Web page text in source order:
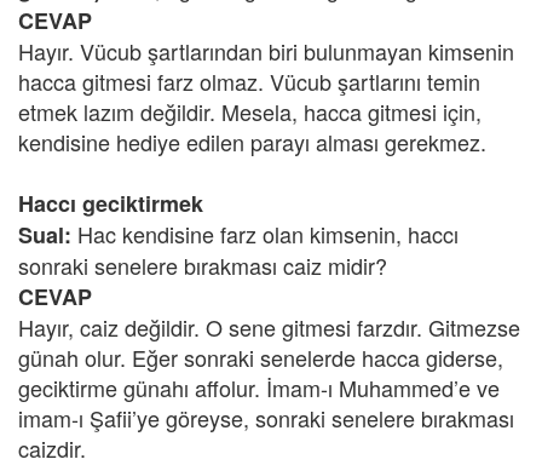
CEVAP
Hayır. Vücub şartlarından biri bulunmayan kimsenin
hacca gitmesi farz olmaz. Vücub şartlarını temin
etmek lazım değildir. Mesela, hacca gitmesi için,
kendisine hediye edilen parayı alması gerekmez.
Haccı geciktirmek
Sual: Hac kendisine farz olan kimsenin, haccı
sonraki senelere bırakması caiz midir?
CEVAP
Hayır, caiz değildir. O sene gitmesi farzdır. Gitmezse
günah olur. Eğer sonraki senelerde hacca giderse,
geciktirme günahı affolur. İmam-ı Muhammed’e ve
imam-ı Şafii’ye göreyse, sonraki senelere bırakması
caizdir.